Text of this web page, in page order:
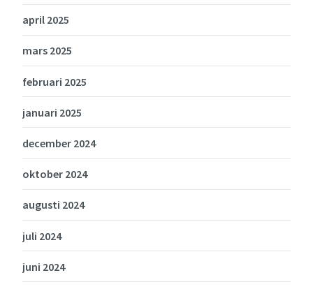
april 2025
mars 2025
februari 2025
januari 2025
december 2024
oktober 2024
augusti 2024
juli 2024
juni 2024